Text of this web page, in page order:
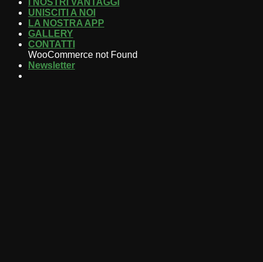
I NOSTRI VANTAGGI
UNISCITI A NOI
LA NOSTRA APP
GALLERY
CONTATTI
WooCommerce not Found
Newsletter